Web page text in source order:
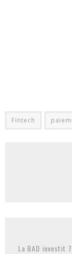
Fintech
La BAD investit